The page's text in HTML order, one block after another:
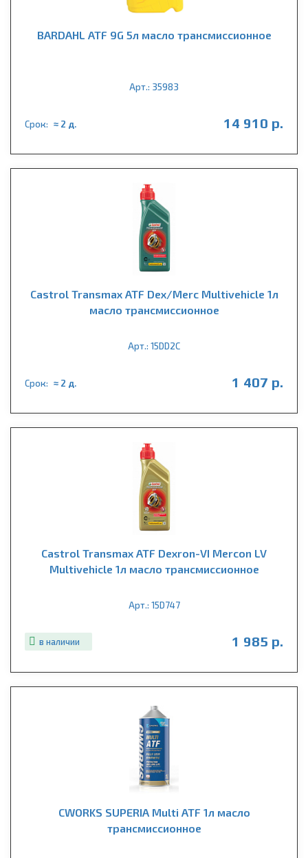
BARDAHL ATF 9G 5л масло трансмиссионное
Арт.: 35983
Срок: ≈ 2 д. 14 910 р.
Castrol Transmax ATF Dex/Merc Multivehicle 1л
масло трансмиссионное
Арт.: 15DD2C
Срок: ≈ 2 д. 1 407 р.
Castrol Transmax ATF Dexron-VI Mercon LV
Multivehicle 1л масло трансмиссионное
Арт.: 15D747
в наличии 1 985 р.
CWORKS SUPERIA Multi ATF 1л масло
трансмиссионное